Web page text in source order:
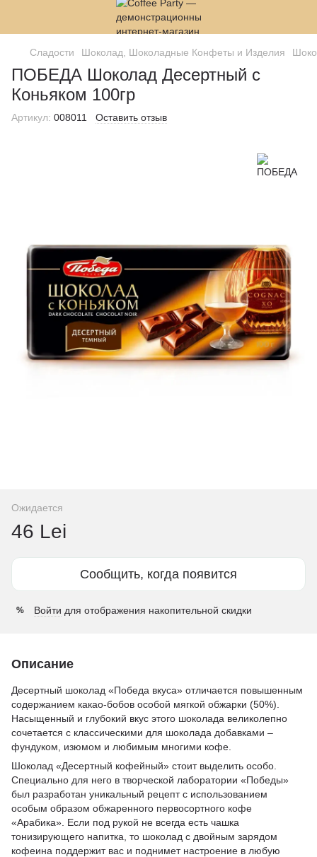
Сладости Шоколад, Шоколадные Конфеты и Изделия
ПОБЕДА Шоколад Десертный с
Коньяком 100гр
Артикул: 008011 Оставить отзыв
Ожидается
46 Lei
Сообщить, когда появится
% Войти для отображения накопительной скидки
Описание
Десертный шоколад «Победа вкуса» отличается повышенным
содержанием какао-бобов особой мягкой обжарки (50%).
Насыщенный и глубокий вкус этого шоколада великолепно
сочетается с классическими для шоколада добавками –
фундуком, изюмом и любимым многими кофе.
Шоколад «Десертный кофейный» стоит выделить особо.
Специально для него в творческой лаборатории «Победы»
был разработан уникальный рецепт с использованием
особым образом обжаренного первосортного кофе
«Арабика». Если под рукой не всегда есть чашка
тонизирующего напитка, то шоколад с двойным зарядом
кофеина поддержит вас и поднимет настроение в любую